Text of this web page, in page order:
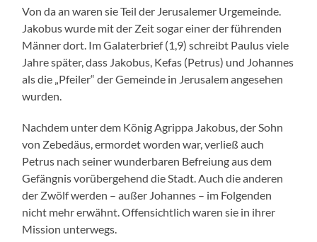
Von da an waren sie Teil der Jerusalemer Urgemeinde.
Jakobus wurde mit der Zeit sogar einer der führenden
Männer dort. Im Galaterbrief (1,9) schreibt Paulus viele
Jahre später, dass Jakobus, Kefas (Petrus) und Johannes
als die „Pfeiler“ der Gemeinde in Jerusalem angesehen
wurden.
Nachdem unter dem König Agrippa Jakobus, der Sohn
von Zebedäus, ermordet worden war, verließ auch
Petrus nach seiner wunderbaren Befreiung aus dem
Gefängnis vorübergehend die Stadt. Auch die anderen
der Zwölf werden – außer Johannes – im Folgenden
nicht mehr erwähnt. Offensichtlich waren sie in ihrer
Mission unterwegs.